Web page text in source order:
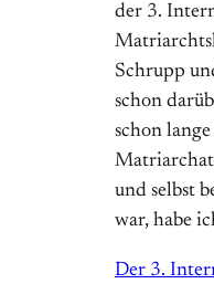
der 3.
Schrupp
schon
schon
und selbst
war, habe
Der 3.